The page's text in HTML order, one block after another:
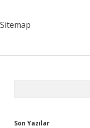
Sitemap
Son Yazılar